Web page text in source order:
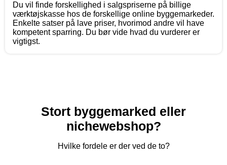
Du vil finde forskellighed i salgspriserne på billige
værktøjskasse hos de forskellige online byggemarkeder.
Enkelte satser på lave priser, hvorimod andre vil have
kompetent sparring. Du bør vide hvad du vurderer er
vigtigst.
Stort byggemarked eller
nichewebshop?
Hvilke fordele er der ved de to?